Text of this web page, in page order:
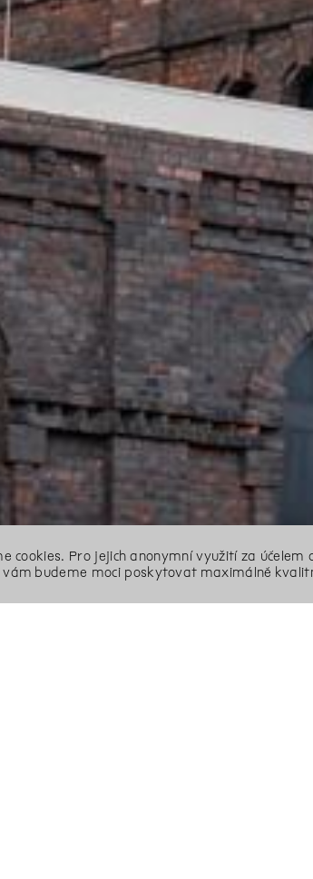
cookies. Pro jejich anonymní využití za
budeme moci poskytovat maximálně